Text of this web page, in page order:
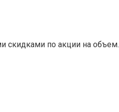
скидками по акции на объем.